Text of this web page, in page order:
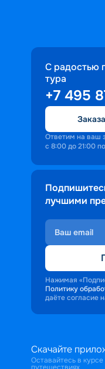
С радостью
тура
+7 495
Ответим на ваш
с 8:00 до 21:00
лучшими
Нажимая
Политику
даёте согласие
Скачайте
Оставайтесь в
путешествиях